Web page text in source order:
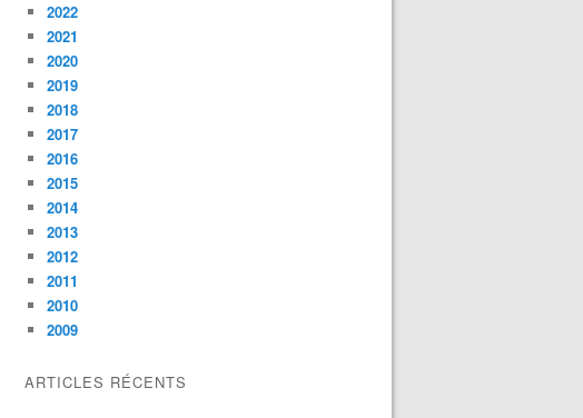
2022
2021
2020
2019
2018
2017
2016
2015
2014
2013
2012
2011
2010
2009
ARTICLES RÉCENTS